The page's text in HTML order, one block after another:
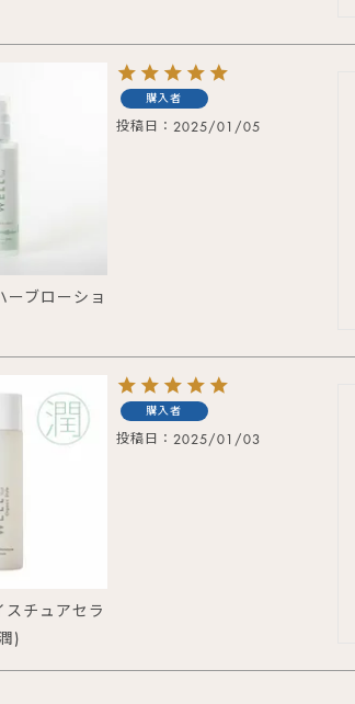
ーブローショ
購入者
投稿日 2025/01/05
スチュアセラ
)
購入者
投稿日 2025/01/03